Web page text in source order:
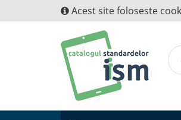
Acest site foloseste